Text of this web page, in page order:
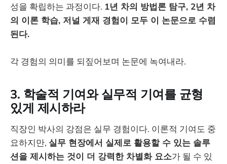
성을 확립하는 과정이다. 1년 차의 방법론 탐구, 2년 차
의 이론 학습, 저널 게재 경험이 모두 이 논문으로 수렴
된다.
각 경험의 의미를 되짚어보며 논문에 녹여내라.
3. 학술적 기여와 실무적 기여를 균형
있게 제시하라
직장인 박사의 강점은 실무 경험이다. 이론적 기여도 중
요하지만, 실무 현장에서 실제로 활용할 수 있는 솔루
션을 제시하는 것이 더 강력한 차별화 요소가 될 수 있